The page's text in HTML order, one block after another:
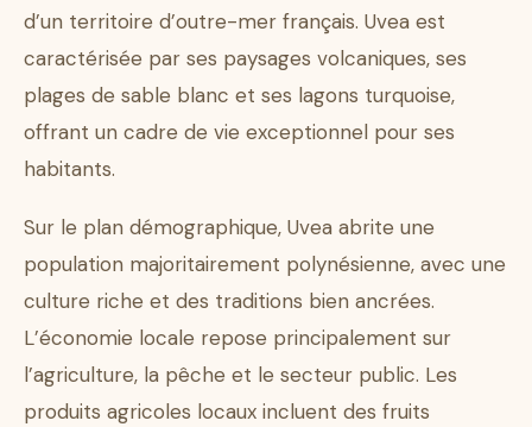
d’un territoire d’outre-mer français. Uvea est
caractérisée par ses paysages volcaniques, ses
plages de sable blanc et ses lagons turquoise,
offrant un cadre de vie exceptionnel pour ses
habitants.
Sur le plan démographique, Uvea abrite une
population majoritairement polynésienne, avec une
culture riche et des traditions bien ancrées.
L’économie locale repose principalement sur
l’agriculture, la pêche et le secteur public. Les
produits agricoles locaux incluent des fruits